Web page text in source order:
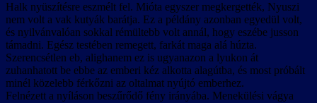
Halk nyüszítésre eszmélt fel. Mióta egyszer megkergették, Nyuszi
nem volt a vak kutyák barátja. Ez a példány azonban egyedül volt,
és nyilvánvalóan sokkal rémültebb volt annál, hogy eszébe jusson
támadni. Egész testében remegett, farkát maga alá húzta.
Szerencsétlen eb, alighanem ez is ugyanazon a lyukon át
zuhanhatott be ebbe az emberi kéz alkotta alagútba, és most próbált
minél közelebb férkőzni az oltalmat nyújtó emberhez.
Felnézett a nyíláson beszűrődő fény irányába. Menekülési vágya